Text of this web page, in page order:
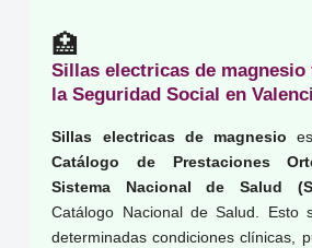
🏥
Sillas electricas de
la Seguridad Social en
Sillas electricas de magnesio
Catálogo de Prestaciones
Sistema Nacional de Salud
Catálogo Nacional de Salud. Esto
determinadas condiciones clínicas,